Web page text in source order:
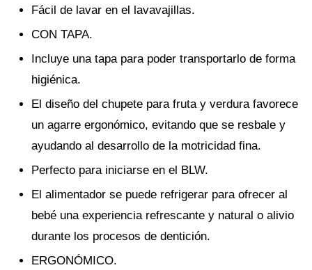
Fácil de lavar en el lavavajillas.
CON TAPA.
Incluye una tapa para poder transportarlo de forma
higiénica.
El diseño del chupete para fruta y verdura favorece
un agarre ergonómico, evitando que se resbale y
ayudando al desarrollo de la motricidad fina.
Perfecto para iniciarse en el BLW.
El alimentador se puede refrigerar para ofrecer al
bebé una experiencia refrescante y natural o alivio
durante los procesos de dentición.
ERGONÓMICO.